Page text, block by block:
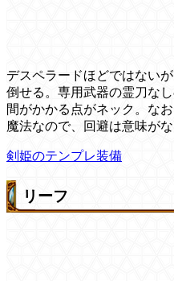
デスペラードほどではない
倒せる。専用武器の霊刀な
間がかかる点がネック。な
魔法なので、回避は意味がな
剣姫のテンプレ装備
リーフ